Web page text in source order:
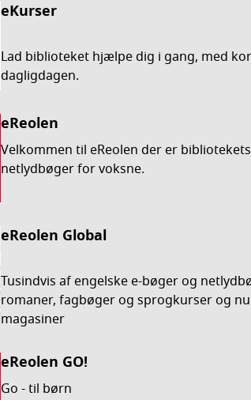
eKurser
Lad biblioteket hjælpe dig i gang, med
dagligdagen.
eReolen
Velkommen til eReolen der er
netlydbøger for voksne.
eReolen Global
Tusindvis af engelske e-bøger og
romaner, fagbøger og sprogkurser og
magasiner
eReolen GO!
Go - til børn